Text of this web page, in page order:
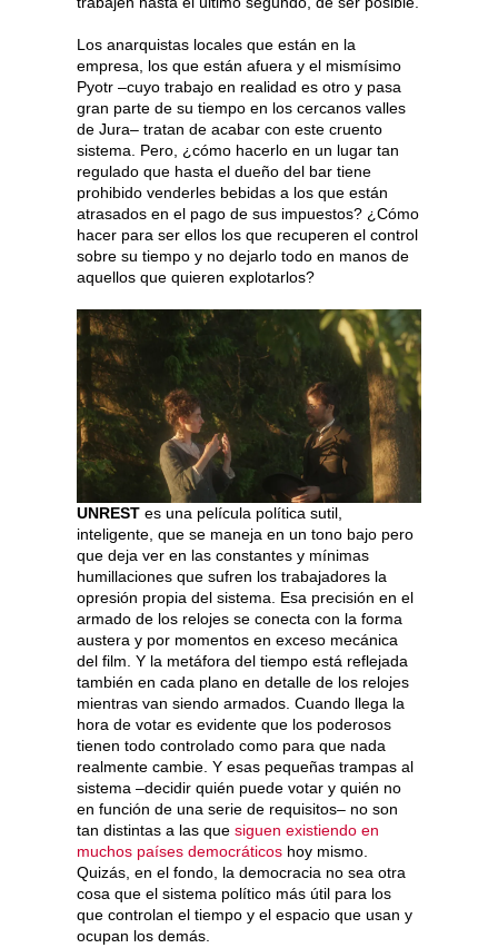
Los anarquistas locales que están en la
empresa, los que están afuera y el mismísimo
Pyotr –cuyo trabajo en realidad es otro y pasa
gran parte de su tiempo en los cercanos valles
de Jura– tratan de acabar con este cruento
sistema. Pero, ¿cómo hacerlo en un lugar tan
regulado que hasta el dueño del bar tiene
prohibido venderles bebidas a los que están
atrasados en el pago de sus impuestos? ¿Cómo
hacer para ser ellos los que recuperen el control
sobre su tiempo y no dejarlo todo en manos de
aquellos que quieren explotarlos?
UNREST es una película política sutil,
inteligente, que se maneja en un tono bajo pero
que deja ver en las constantes y mínimas
humillaciones que sufren los trabajadores la
opresión propia del sistema. Esa precisión en el
armado de los relojes se conecta con la forma
austera y por momentos en exceso mecánica
del film. Y la metáfora del tiempo está reflejada
también en cada plano en detalle de los relojes
mientras van siendo armados. Cuando llega la
hora de votar es evidente que los poderosos
tienen todo controlado como para que nada
realmente cambie. Y esas pequeñas trampas al
sistema –decidir quién puede votar y quién no
en función de una serie de requisitos– no son
tan distintas a las que siguen existiendo en
muchos países democráticos hoy mismo.
Quizás, en el fondo, la democracia no sea otra
cosa que el sistema político más útil para los
que controlan el tiempo y el espacio que usan y
ocupan los demás.